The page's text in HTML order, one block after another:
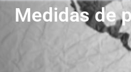
Medidas de